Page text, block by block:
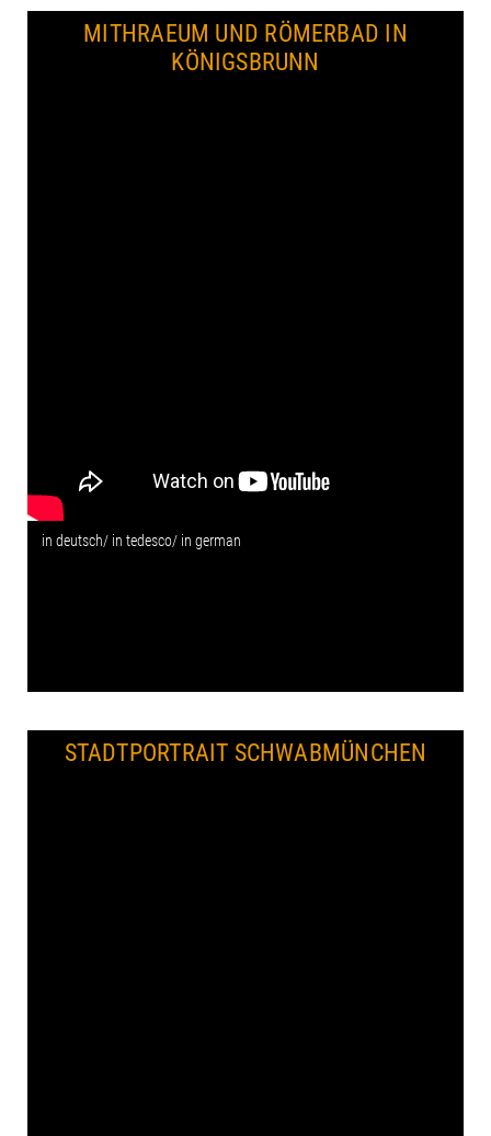
MITHRAEUM UND RÖMERBAD IN
KÖNIGSBRUNN
in deutsch/ in tedesco/ in german
STADTPORTRAIT SCHWABMÜNCHEN